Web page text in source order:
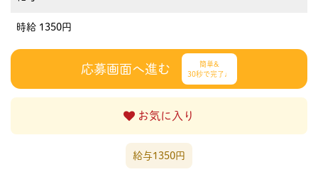
時給 1350円
応募画面へ進む
簡単&
30秒で完了♩
お気に入り
給与1350円